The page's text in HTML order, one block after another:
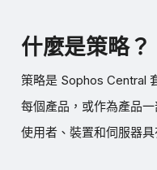
什麼是策略？
策略是 Sophos Central
每個產品，或作為產品
使用者、裝置和伺服器具